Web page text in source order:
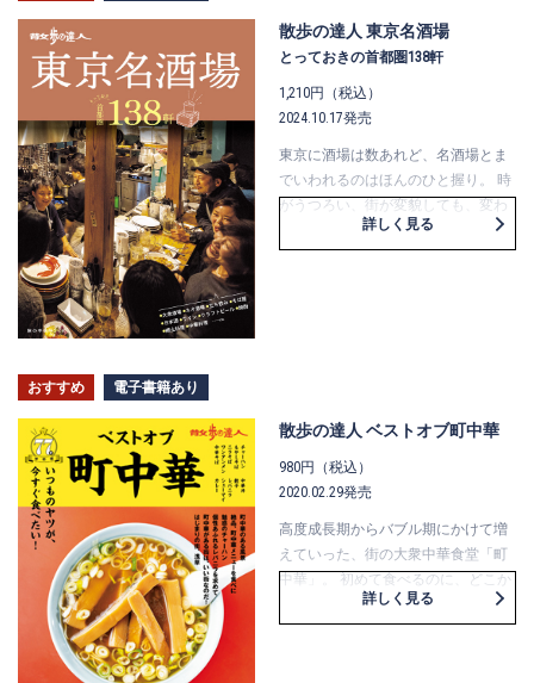
散歩の達人 東京名酒場
とっておきの首都圏138軒
1,210円（税込）
2024.10.17発売
東京に酒場は数あれど、名酒場とま
でいわれるのはほんのひと握り。 時
がうつろい、街が変貌しても、変わ
らず人を惹きつけ続ける酒場には一
体どんな魅力が潜んでいるのだろ
詳しく見る
おすすめ 電子書籍あり
散歩の達人 ベストオブ町中華
980円（税込）
2020.02.29発売
高度成長期からバブル期にかけて増
えていった、街の大衆中華食堂「町
中華」。 初めて食べるのに、どこか
懐かしい味。初めて訪れる店なの
に、なぜかホッとする。 特別な日じ
詳しく見る